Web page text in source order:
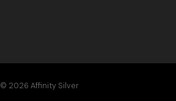
© 2026 Affinity Silver